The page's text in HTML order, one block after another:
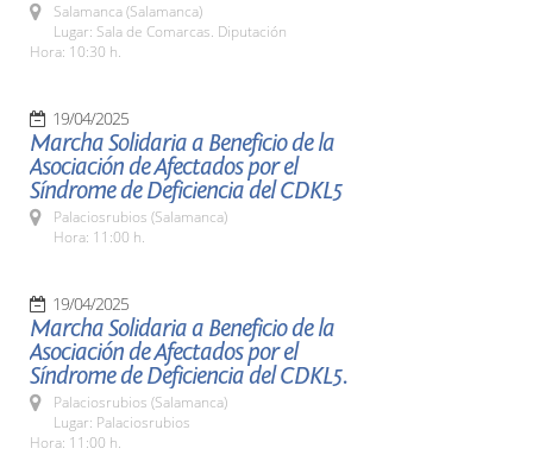
Salamanca (Salamanca)
Lugar: Sala de Comarcas. Diputación
Hora: 10:30 h.
19/04/2025
Marcha Solidaria a Beneficio de la
Asociación de Afectados por el
Síndrome de Deficiencia del CDKL5
Palaciosrubios (Salamanca)
Hora: 11:00 h.
19/04/2025
Marcha Solidaria a Beneficio de la
Asociación de Afectados por el
Síndrome de Deficiencia del CDKL5.
Palaciosrubios (Salamanca)
Lugar: Palaciosrubios
Hora: 11:00 h.